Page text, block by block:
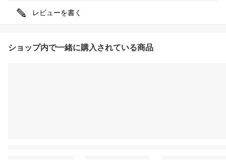
レビューを書く
ショップ内で一緒に購入されている商品